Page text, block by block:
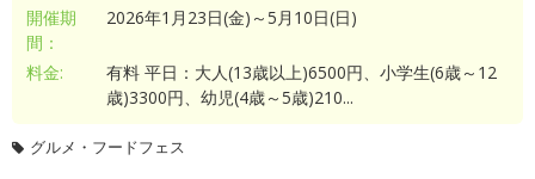
開催期
間：
2026年1月23日(金)～5月10日(日)
料金:
有料 平日：大人(13歳以上)6500円、小学生(6歳～12
歳)3300円、幼児(4歳～5歳)210...
グルメ・フードフェス